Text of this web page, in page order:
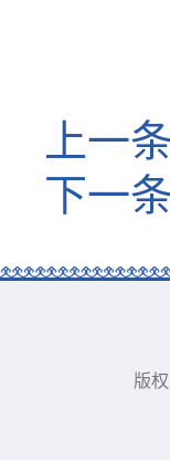
上一条
下一条
版